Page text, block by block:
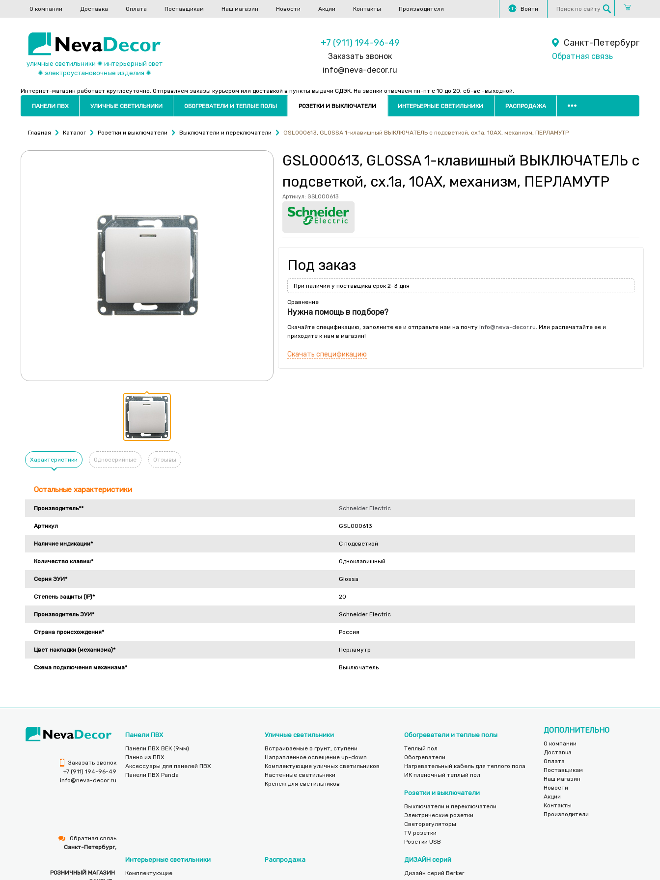
Войти
О компании Доставка Оплата Поставщикам Наш магазин Новости Акции Контакты Производители
уличные светильники ✺ интерьерный свет
✺ электроустановочные изделия ✺
+7 (911) 194-96-49
Заказать звонок
info@neva-decor.ru
Санкт-Петербург
Обратная связь
Интернет-магазин работает круглосуточно. Отправляем заказы курьером или доставкой в пункты выдачи СДЭК. На звонки отвечаем пн-пт с 10 до 20, сб-вс -выходной.
ПАНЕЛИ ПВХ УЛИЧНЫЕ СВЕТИЛЬНИКИ ОБОГРЕВАТЕЛИ И ТЕПЛЫЕ ПОЛЫ РОЗЕТКИ И ВЫКЛЮЧАТЕЛИ ИНТЕРЬЕРНЫЕ СВЕТИЛЬНИКИ РАСПРОДАЖА
Главная Каталог Розетки и выключатели Выключатели и переключатели GSL000613, GLOSSA 1-клавишный ВЫКЛЮЧАТЕЛЬ с подсветкой, сх.1а, 10АХ, механизм, ПЕРЛАМУТР
GSL000613, GLOSSA 1-клавишный ВЫКЛЮЧАТЕЛЬ с
подсветкой, сх.1а, 10АХ, механизм, ПЕРЛАМУТР
Артикул: GSL000613
Под заказ
При наличии у поставщика срок 2-3 дня
Сравнение
Нужна помощь в подборе?
Скачайте спецификацию, заполните ее и отправьте нам на почту info@neva-decor.ru . Или распечатайте ее и
приходите к нам в магазин!
Скачать спецификацию
Характеристики Односерийные Отзывы
Остальные характеристики
Производитель** Schneider Electric
Артикул GSL000613
Наличие индикации* С подсветкой
Количество клавиш* Одноклавишный
Серия ЭУИ* Glossa
Степень защиты (IP)* 20
Производитель ЭУИ* Schneider Electric
Страна происхождения* Россия
Цвет накладки (механизма)* Перламутр
Схема подключения механизма* Выключатель
Заказать звонок
+7 (911) 194-96-49
info@neva-decor.ru
Обратная связь
Санкт-Петербург,
РОЗНИЧНЫЙ МАГАЗИН
Панели ПВХ
Панели ПВХ ВЕК (9мм)
Панно из ПВХ
Аксессуары для панелей ПВХ
Панели ПВХ Panda
Уличные светильники
Встраиваемые в грунт, ступени
Направленное освещение up-down
Комплектующие уличных светильников
Настенные светильники
Крепеж для светильников
Обогреватели и теплые полы
Теплый пол
Обогреватели
Нагревательный кабель для теплого пола
ИК пленочный теплый пол
Розетки и выключатели
Выключатели и переключатели
Электрические розетки
Светорегуляторы
TV розетки
Розетки USB
Интерьерные светильники
Комплектующие
Распродажа ДИЗАЙН серий
Дизайн серий Berker
ДОПОЛНИТЕЛЬНО
О компании
Доставка
Оплата
Поставщикам
Наш магазин
Новости
Акции
Контакты
Производители